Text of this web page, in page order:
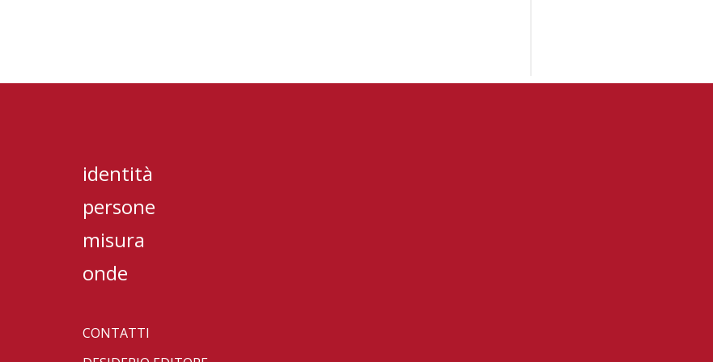
identità
persone
misura
onde
CONTATTI